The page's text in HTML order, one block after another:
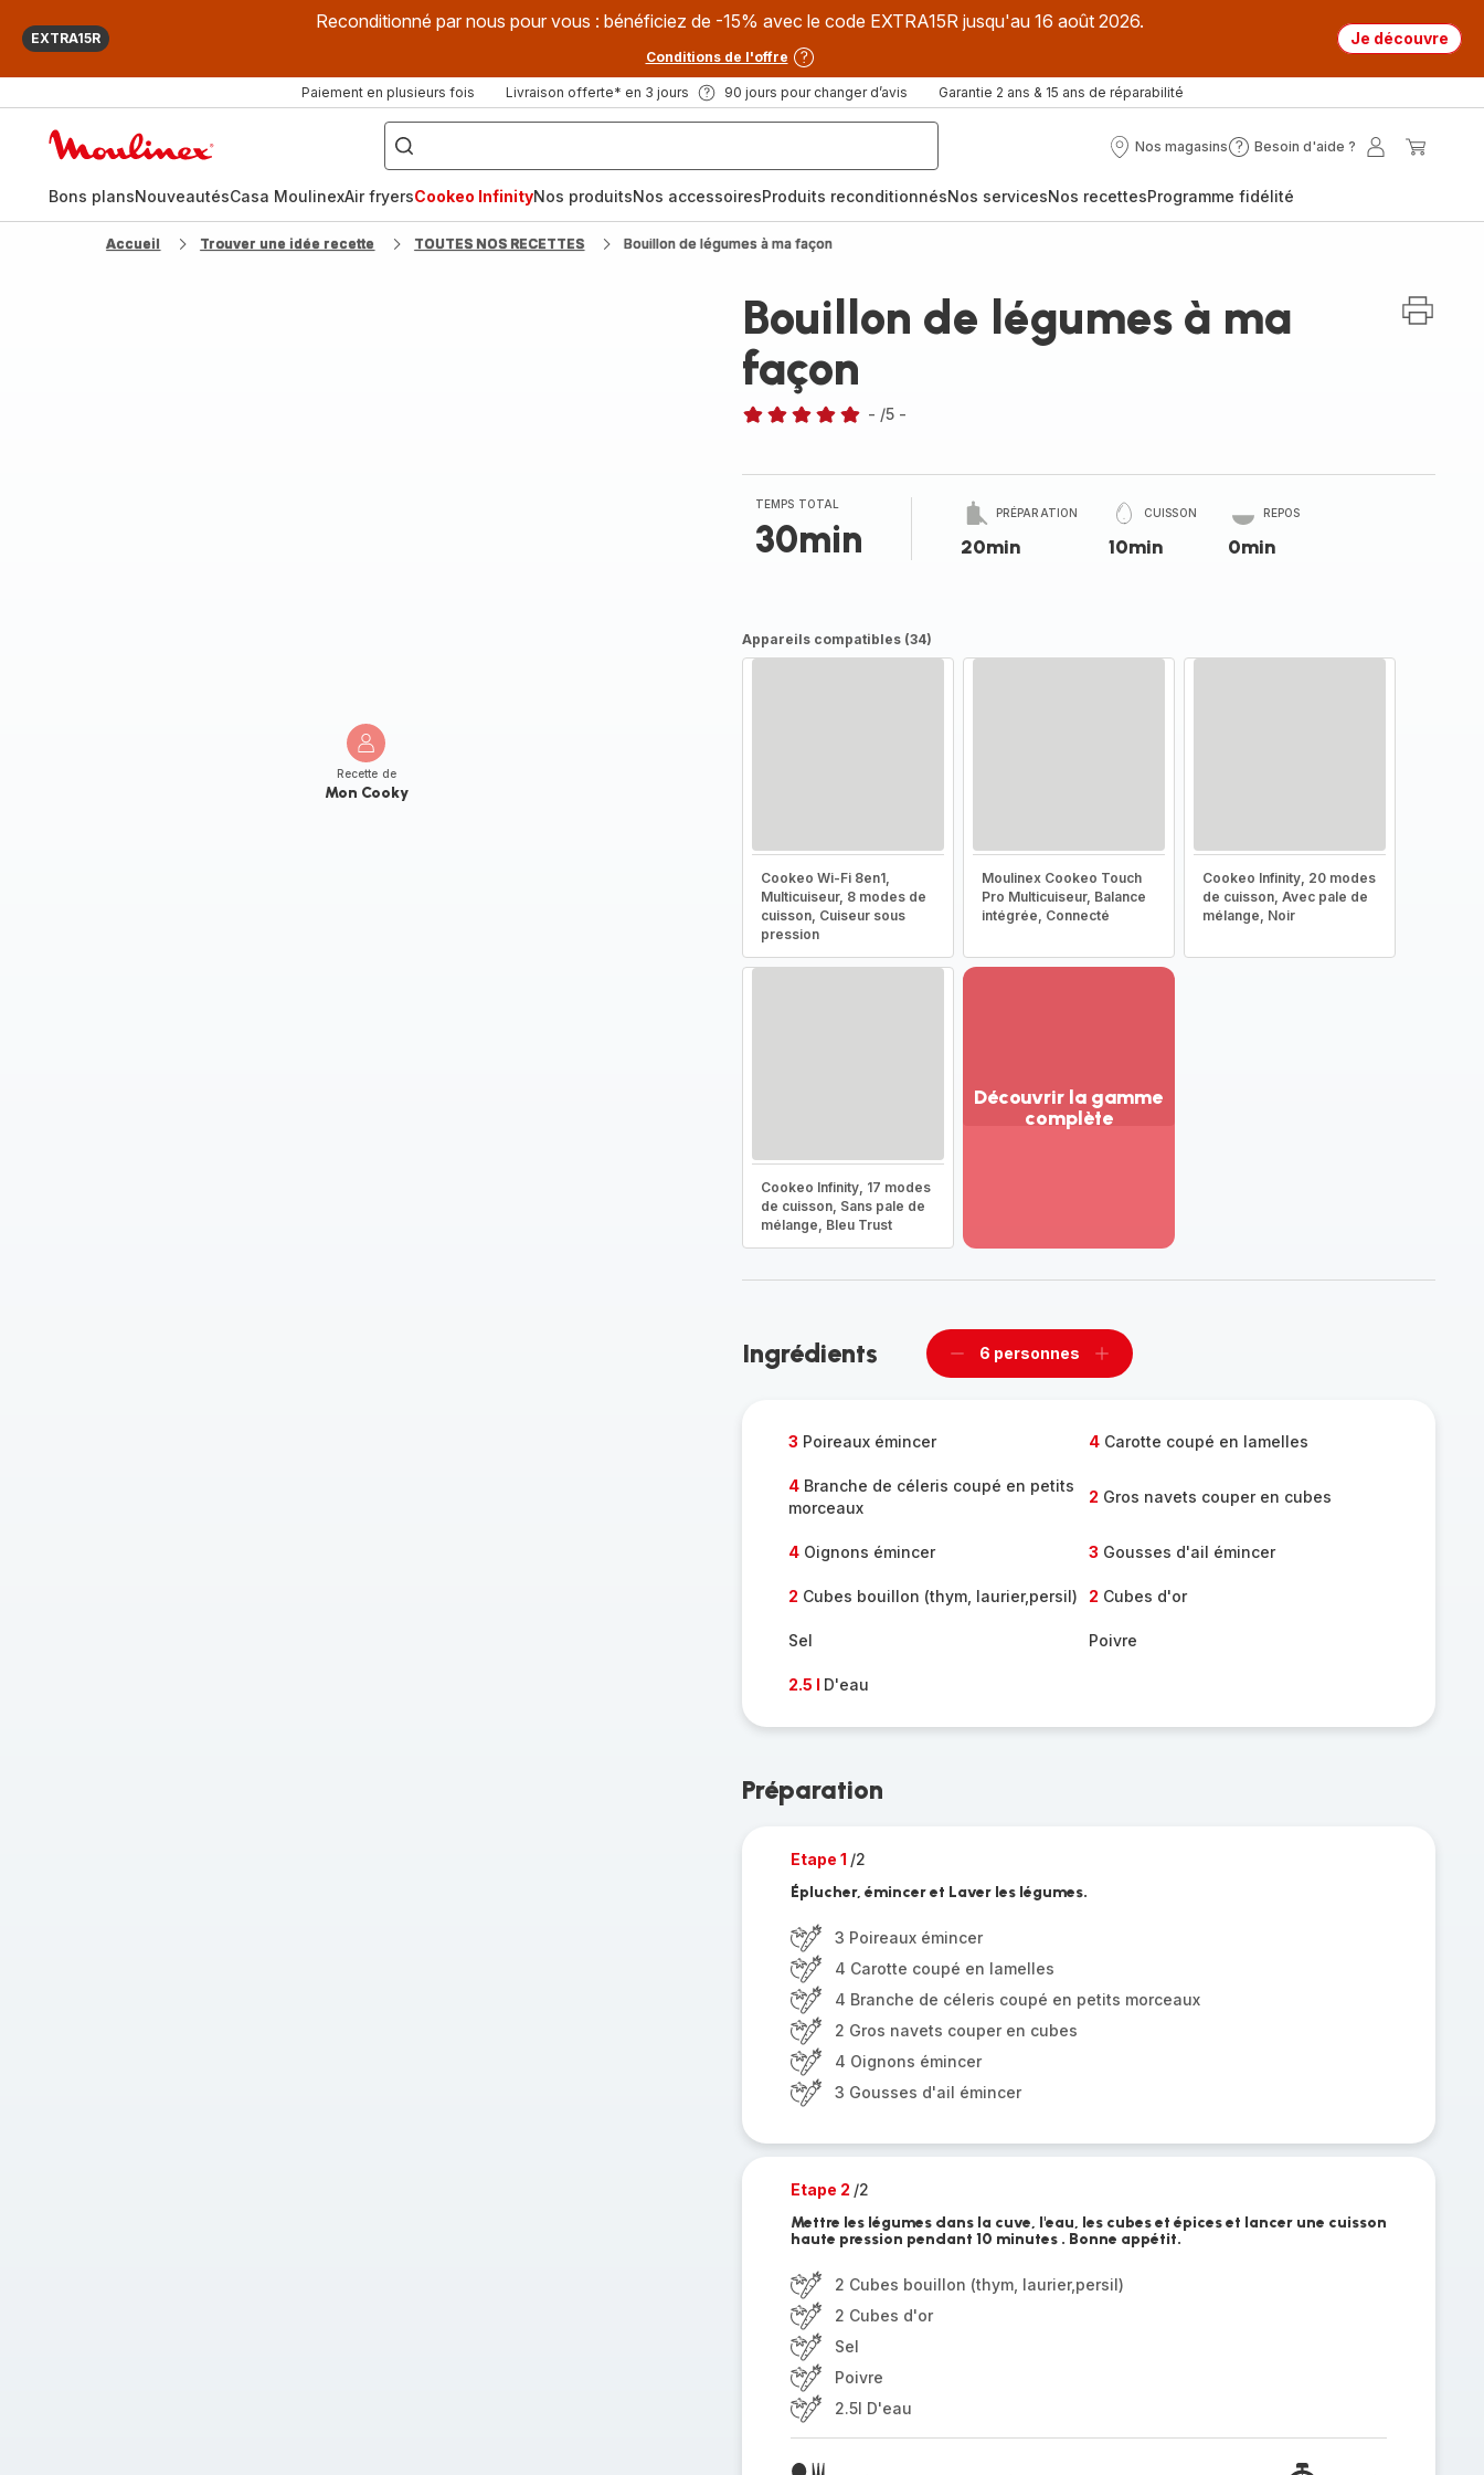
EXTRA15R
Reconditionné par nous pour vous : bénéficiez de -15% avec le code EXTRA15R jusqu'au 16 août 2026.
Conditions de l'offre
Je découvre
Paiement en plusieurs fois Livraison offerte* en 3 jours 90 jours pour changer d’avis Garantie 2 ans & 15 ans de réparabilité
["Que
recherchez-
vous
?",
fryer",
"Companion"]
Nos magasins
Nos
Besoin d'aide ?
Besoin
?
Mon
Bons plansNouveautésCasa MoulinexAir fryersCookeo InfinityNos produitsNos accessoiresProduits reconditionnésNos servicesNos recettesProgramme fidélité
Accueil Trouver une idée recette TOUTES NOS RECETTES Bouillon de légumes à ma façon
Recette de
Mon Cooky
Bouillon de légumes à ma
façon
étoiles
(moyenne)
- /5 -
TEMPS TOTAL
30min
PRÉPARATION
20min
CUISSON
10min
REPOS
0min
Appareils compatibles (34)
Cookeo Wi-Fi 8en1,
Multicuiseur, 8 modes de
cuisson, Cuiseur sous
pression
Moulinex Cookeo Touch
Pro Multicuiseur, Balance
intégrée, Connecté
Cookeo Infinity, 20 modes
de cuisson, Avec pale de
mélange, Noir
Cookeo Infinity, 17 modes
de cuisson, Sans pale de
mélange, Bleu Trust
Découvrir la gamme
complète
gamme
Ingrédients
Supprimer
6 personnes
Ajouter
3 Poireaux émincer 4Carotte coupé en lamelles
4Branche de céleris coupé en petits
morceaux
2 Gros navets couper en cubes
4Oignons émincer 3 Gousses d'ail émincer
2 Cubes bouillon (thym, laurier,persil) 2 Cubes d'or
Sel Poivre
2.5 l D'eau
Préparation
Etape 1 /2
Éplucher, émincer et Laver les légumes.
3 Poireaux émincer
4 Carotte coupé en lamelles
4 Branche de céleris coupé en petits morceaux
2 Gros navets couper en cubes
4 Oignons émincer
3 Gousses d'ail émincer
Etape 2 /2
Mettre les légumes dans la cuve, l'eau, les cubes et épices et lancer une cuisson
haute pression pendant 10 minutes . Bonne appétit.
2 Cubes bouillon (thym, laurier,persil)
2 Cubes d'or
Sel
Poivre
2.5l D'eau